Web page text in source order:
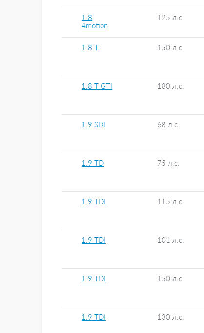
1.8
4motion
125 л.с.
1.8 T 150 л.с.
1.8 T GTI 180 л.с.
1.9 SDI 68 л.с.
1.9 TD 75 л.с.
1.9 TDI 115 л.с.
1.9 TDI 101 л.с.
1.9 TDI 150 л.с.
1.9 TDI 130 л.с.